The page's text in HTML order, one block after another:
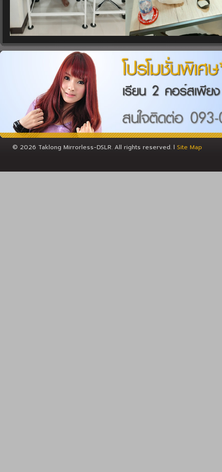
© 2026 Taklong Mirrorless-DSLR. All rights reserved. l Site Map